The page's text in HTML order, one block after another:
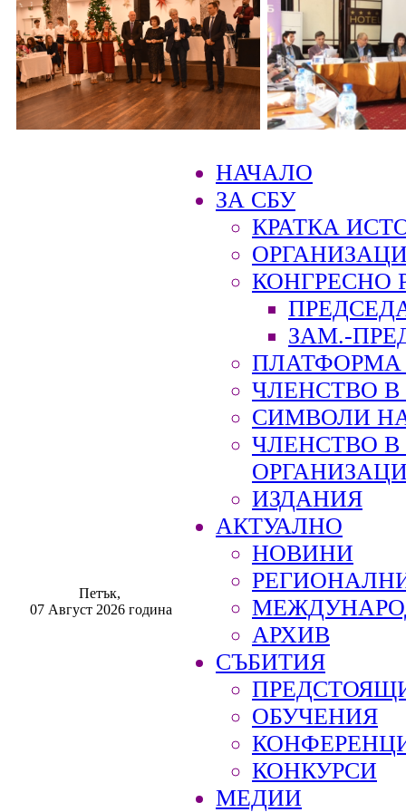
Петък,
07 Август 2026 година
НАЧАЛО
ЗА СБУ
КРАТКА
КОНГРЕСНО
ЗАМ.-
ПЛАТФОРМА
ЧЛЕНСТВО В
СИМВОЛИ
ЧЛЕНСТВО
ИЗДАНИЯ
АКТУАЛНО
НОВИНИ
АРХИВ
СЪБИТИЯ
ОБУЧЕНИЯ
КОНКУРСИ
МЕДИИ